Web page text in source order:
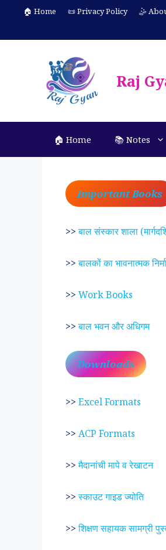
content
🏠 Home 📜 Privacy Policy 🤹
Raj
🏠 Home 📚 Notes
Important Books
>>बाल संस्कार शाला
>>बालकों का भावनात्मक
>> Work Books
>>बाल भवन और अधिगम
Downloads
>> Excel Formats
>> ACP Formats
>>मैदानांची मापे व रेखाटन
>>स्काउट गाइड ज्योति
>>शिक्षण सहायक सामग्री